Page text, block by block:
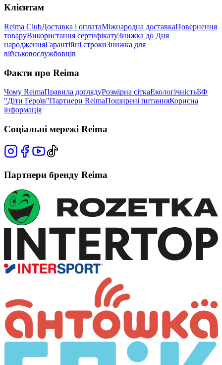
Клієнтам
Reima ClubДоставка і оплатаМіжнародна доставкаПовернення
товаруВикористання сертифікатуЗнижка до Дня
народженняГарантійні строкиЗнижка для
військовослужбовців
Факти про Reima
Чому ReimaПравила доглядуРозмірна сіткаЕкологічністьБФ
"Діти Героїв"Партнери ReimaПоширені питанняКорисна
інформація
Соціальні мережі Reima
Партнери бренду Reima